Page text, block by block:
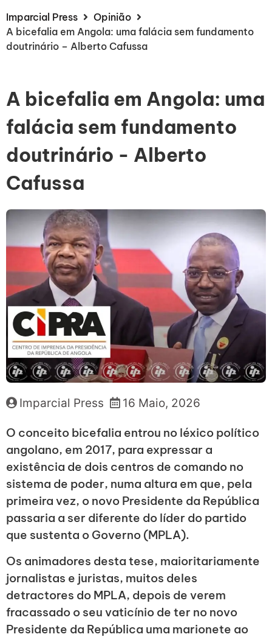
Imparcial Press
Opinião
A bicefalia em Angola: uma falácia sem fundamento
doutrinário – Alberto Cafussa
A bicefalia em Angola: uma
falácia sem fundamento
doutrinário - Alberto
Cafussa
Imparcial Press 16 Maio, 2026
O conceito bicefalia entrou no léxico político
angolano, em 2017, para expressar a
existência de dois centros de comando no
sistema de poder, numa altura em que, pela
primeira vez, o novo Presidente da República
passaria a ser diferente do líder do partido
que sustenta o Governo (MPLA).
Os animadores desta tese, maioritariamente
jornalistas e juristas, muitos deles
detractores do MPLA, depois de verem
fracassado o seu vaticínio de ter no novo
Presidente da República uma marionete ao